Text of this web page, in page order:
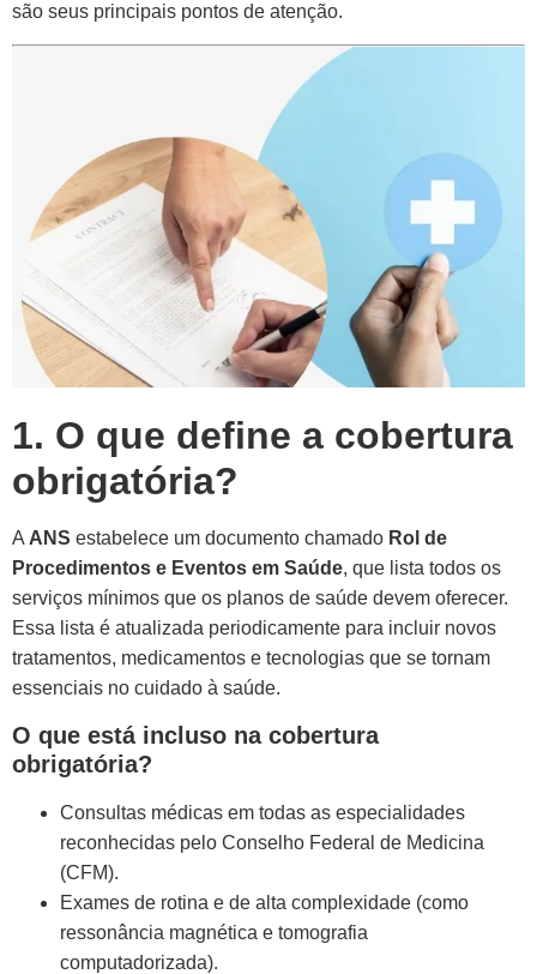
são seus principais pontos de atenção.
1. O que define a cobertura
obrigatória?
A ANS estabelece um documento chamado Rol de
Procedimentos e Eventos em Saúde, que lista todos os
serviços mínimos que os planos de saúde devem oferecer.
Essa lista é atualizada periodicamente para incluir novos
tratamentos, medicamentos e tecnologias que se tornam
essenciais no cuidado à saúde.
O que está incluso na cobertura
obrigatória?
Consultas médicas em todas as especialidades
reconhecidas pelo Conselho Federal de Medicina
(CFM).
Exames de rotina e de alta complexidade (como
ressonância magnética e tomografia
computadorizada).